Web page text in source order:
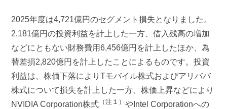
2025年度は4,721億円のセグメント損失となりました。
2,181億円の投資利益を計上した一方、借入残高の増加
などにともない財務費用6,456億円を計上したほか、為
替差損2,820億円を計上したことによるものです。投資
利益は、株価下落によりTモバイル株式およびアリババ
株式について損失を計上した一方、株価上昇などにより
NVIDIA Corporation株式 （注１） やIntel Corporationへの